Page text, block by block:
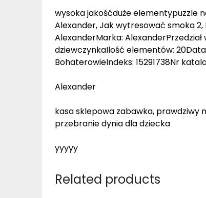
wysoka jakośćduże elementypuzzle
Alexander, Jak wytresować smoka
AlexanderMarka: AlexanderPrzedział
dziewczynkaIlość elementów:
BohaterowieIndeks: 15291738Nr
Alexander
kasa sklepowa zabawka, prawdziwy
przebranie dynia dla dziecka
yyyyy
Related products